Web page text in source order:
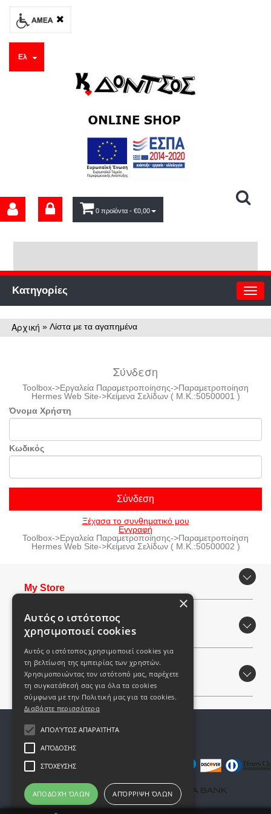
Ελ
0 προϊόντα - €0,00
Κατηγορίες
Αρχική » Λίστα με τα αγαπημένα
Σύνδεση
Toolbox->Εργαλεία Παραμετροποίησης->Παραμετροποίηση
Ηermes Web Site->Κείμενα Σελίδων ( M.K.:50500001 )
Όνομα Χρήστη
Κωδικός
Ξέχασα το συνθηματικό μου
Εγγραφή
Toolbox->Εργαλεία Παραμετροποίησης->Παραμετροποίηση
Ηermes Web Site->Κείμενα Σελίδων ( M.K.:50500002 )
Μy Store
Εξυπηρέτηση Πελατών
Περιοχή Mελών
© Copyright Dontsos
×
Αυτός ο ιστότοπος
χρησιμοποιεί cookies
Αυτός ο ιστότοπος χρησιμοποιεί cookies για
τη βελτίωση της εμπειρίας των χρηστών.
Χρησιμοποιώντας τον ιστότοπό μας, παρέχετε
τη συγκατάθεσή σας για όλα τα cookies
σύμφωνα με την Πολιτική μας για τα cookies.
Διαβάστε περισσότερα
ΑΠΟΛΎΤΩΣ ΑΠΑΡΑΊΤΗΤΑ
ΑΠΌΔΟΣΗΣ
ΣΤΌΧΕΥΣΗΣ
ΑΠΟΔΟΧΉ ΌΛΩΝ ΑΠΌΡΡΙΨΗ ΌΛΩΝ